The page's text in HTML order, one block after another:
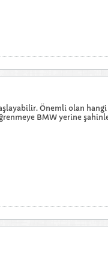
Önemli olan
BMW yerine